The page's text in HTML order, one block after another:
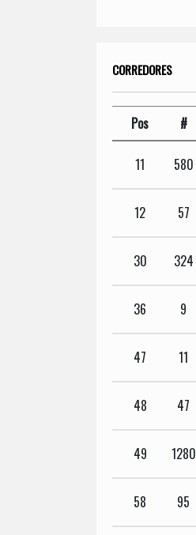
CORREDORES
Pos #
11 580
12 57
30 324
36 9
47 11
48 47
49 1280
58 95